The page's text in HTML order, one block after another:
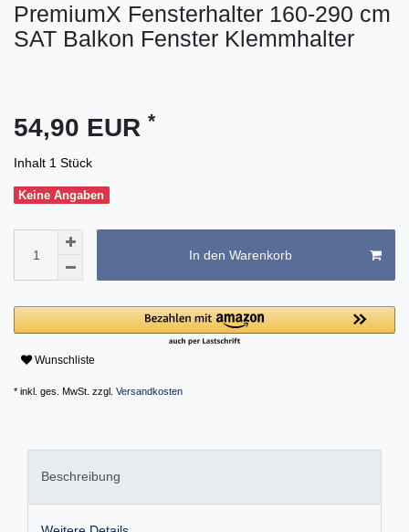
PremiumX Fensterhalter 160-290 cm
SAT Balkon Fenster Klemmhalter
54,90 EUR *
Inhalt 1 Stück
Keine Angaben
In den Warenkorb
Wunschliste
* inkl. ges. MwSt. zzgl. Versandkosten
Beschreibung